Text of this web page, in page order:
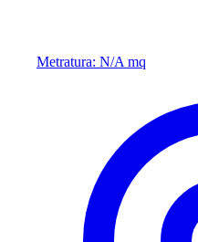
Metratura: N/A mq